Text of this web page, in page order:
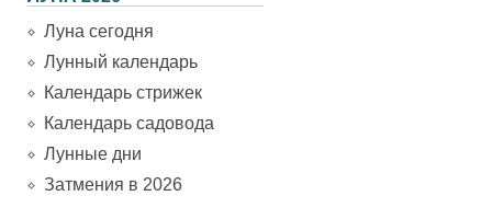
Луна сегодня
Лунный календарь
Календарь стрижек
Календарь садовода
Лунные дни
Затмения в 2026